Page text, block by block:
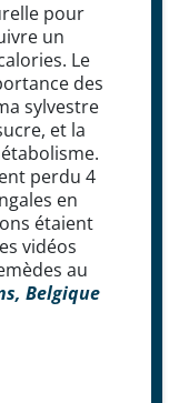
pour
un
Le
des
sylvestre
et la
perdu 4
en
étaient
vidéos
au
Belgique